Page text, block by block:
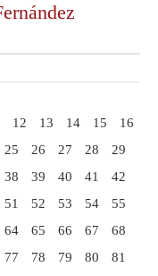
12 13 14 15
16
25 26 27 28
29
38 39 40 41
42
51 52 53 54
55
64 65 66 67
68
77 78 79 80
81